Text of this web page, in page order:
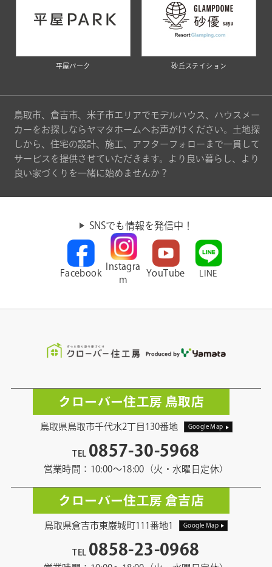
平屋パーク 砂丘ステイション
鳥取市、倉吉市、米子市エリアでモデルハウス、ハウスメー
カーをお探しならヤマタホームへお声がけください。土地探
しから、住宅の設計、施工、アフターフォローまで一貫して
サービスを提供させていただきます。より良い暮らし、より
良い家づくりを一緒に始めませんか？
SNSでも情報を発信中！
Facebook
Instagra
m
YouTube LINE
クローバー住工房 鳥取店
鳥取県鳥取市千代水2丁目130番地 Google Map
TEL 0857-30-5968
営業時間：10:00〜18:00（火・水曜日定休）
クローバー住工房 倉吉店
鳥取県倉吉市東巌城町111番地1 Google Map
TEL 0858-23-0968